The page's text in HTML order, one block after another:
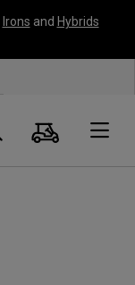
Irons and Hybrids
Panier